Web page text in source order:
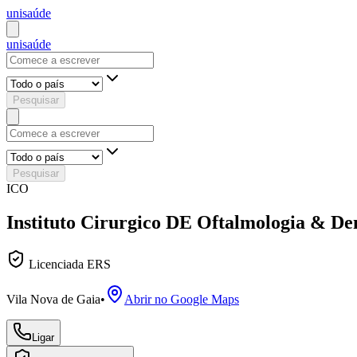
unisaúde
unisaúde
Pesquisar
Pesquisar
ICO
Instituto Cirurgico DE Oftalmologia &
Licenciada ERS
Vila Nova de Gaia• Abrir no Google Maps
Ligar